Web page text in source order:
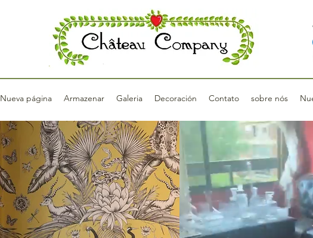
Nueva página Armazenar Galeria Decoración Contato sobre nós